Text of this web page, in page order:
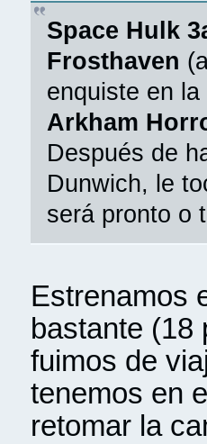
Space Hulk
Frosthaven
enquiste en
Arkham
Después de
Dunwich, le
será pronto o
Estrenamos
bastante (18
fuimos de
tenemos en
retomar la